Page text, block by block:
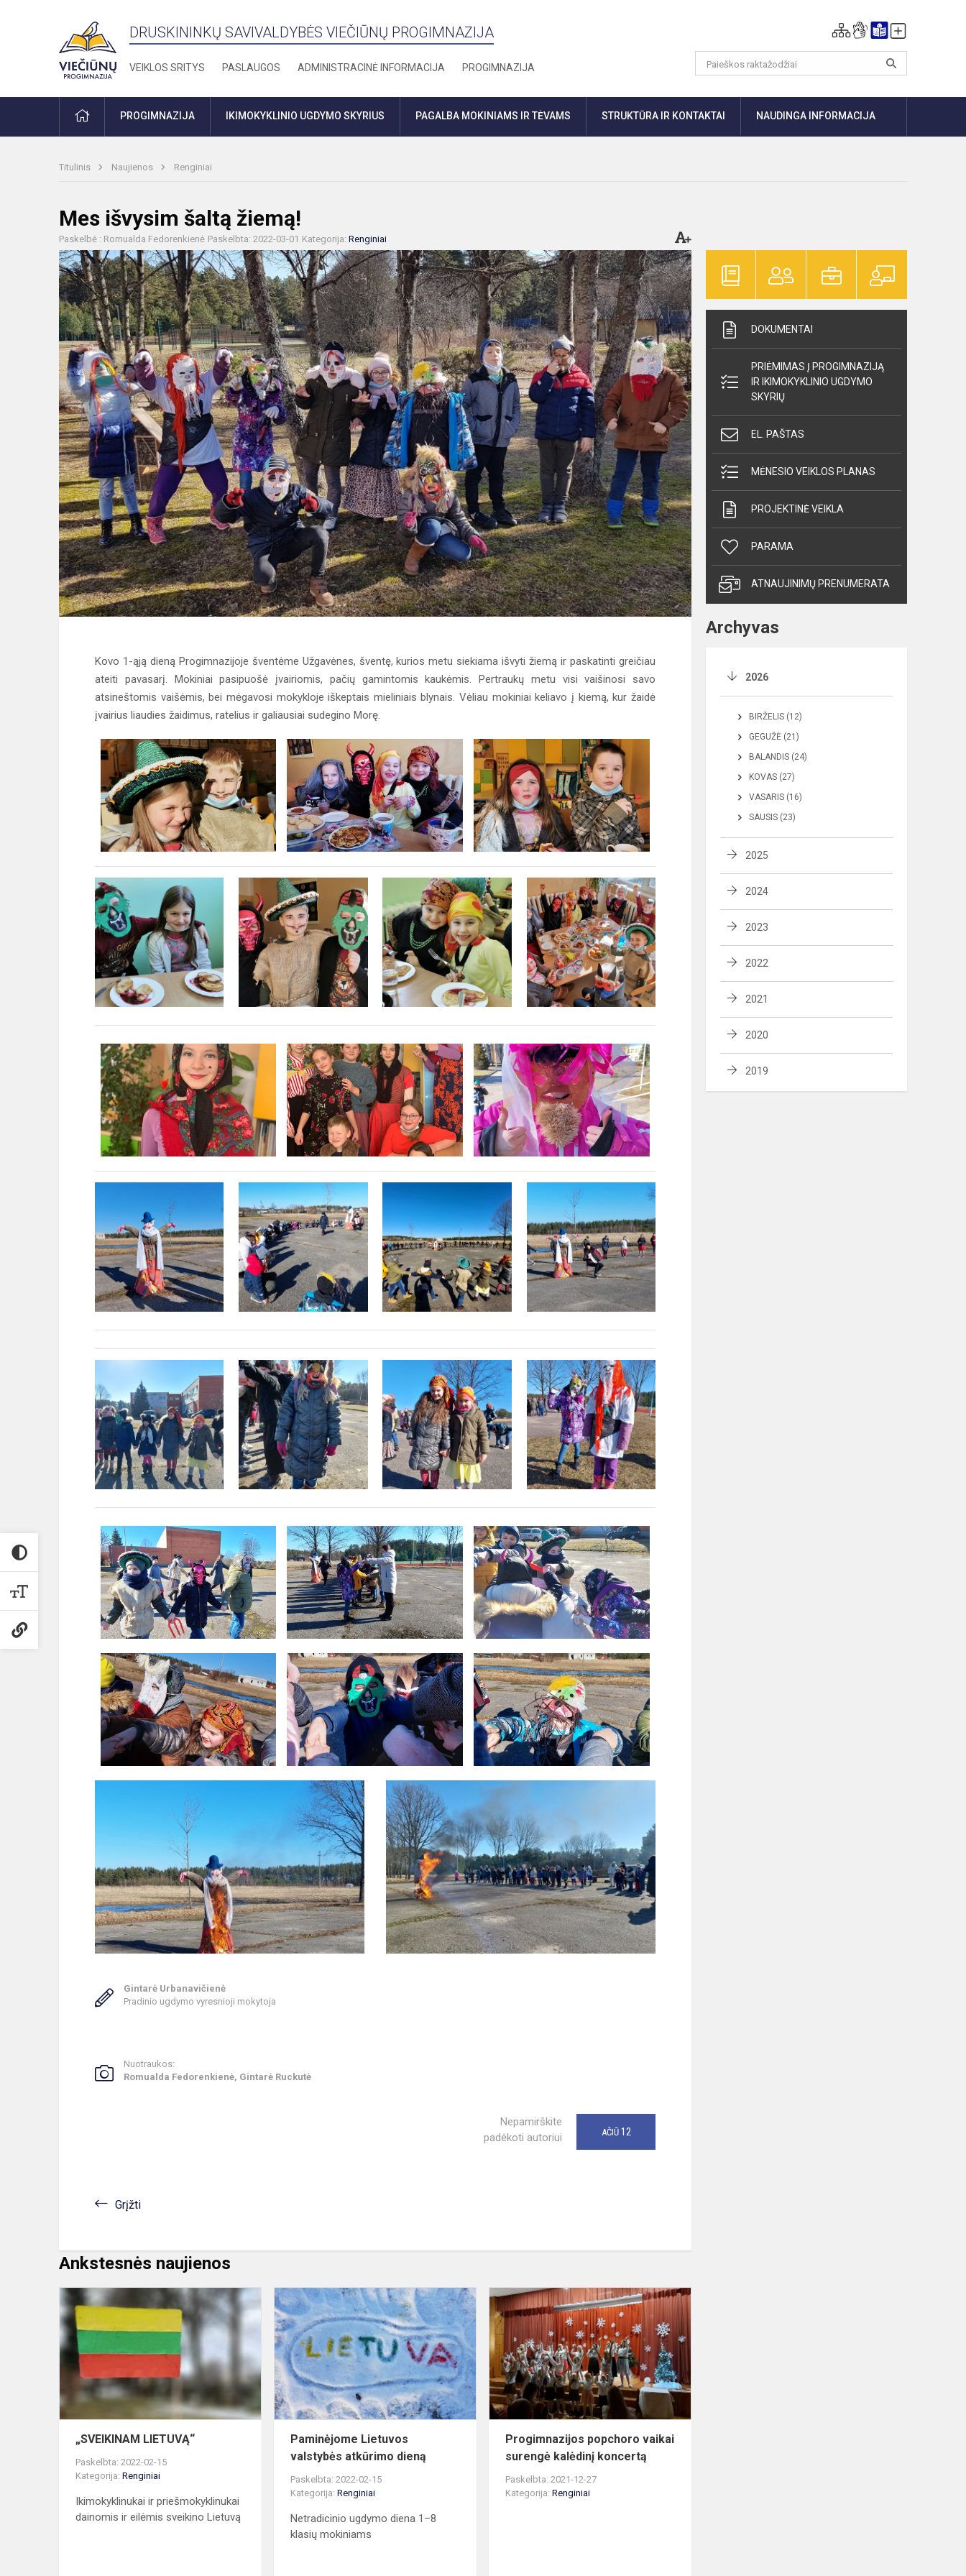
DRUSKININKŲ SAVIVALDYBĖS VIEČIŪNŲ PROGIMNAZIJA
VEIKLOS SRITYS PASLAUGOS ADMINISTRACINĖ INFORMACIJA PROGIMNAZIJA
PRADŽIAPROGIMNAZIJA IKIMOKYKLINIO UGDYMO SKYRIUS PAGALBA MOKINIAMS IR TĖVAMS STRUKTŪRA IR KONTAKTAI NAUDINGA INFORMACIJA
Titulinis Naujienos Renginiai
Mes išvysim šaltą žiemą!
Paskelbė : Romualda Fedorenkienė Paskelbta: 2022-03-01 Kategorija: Renginiai
Kovo 1-ąją dieną Progimnazijoje šventėme Užgavėnes, šventę, kurios metu siekiama išvyti žiemą ir paskatinti greičiau
ateiti pavasarį. Mokiniai pasipuošė įvairiomis, pačių gamintomis kaukėmis. Pertraukų metu visi vaišinosi savo
atsineštomis vaišėmis, bei mėgavosi mokykloje iškeptais mieliniais blynais. Vėliau mokiniai keliavo į kiemą, kur žaidė
įvairius liaudies žaidimus, ratelius ir galiausiai sudegino Morę.
Gintarė Urbanavičienė
Pradinio ugdymo vyresnioji mokytoja
Nuotraukos:
Romualda Fedorenkienė, Gintarė Ruckutė
Nepamirškite
padėkoti autoriui
AČIŪ 12
Grįžti
Ankstesnės naujienos
„SVEIKINAM
LIETUVĄ“
„SVEIKINAM LIETUVĄ“
Paskelbta: 2022-02-15
Kategorija: Renginiai
Ikimokyklinukai ir priešmokyklinukai
dainomis ir eilėmis sveikino Lietuvą
Paminėjome
Lietuvos
valstybės
atkūrimo
dieną
Paminėjome Lietuvos
valstybės atkūrimo dieną
Paskelbta: 2022-02-15
Kategorija:Renginiai
Netradicinio ugdymo diena 1–8
klasių mokiniams
Progimnazijos
Progimnazijos popchoro vaikai
surengė kalėdinį koncertą
Paskelbta: 2021-12-27
Kategorija:Renginiai
DOKUMENTAI
PRIĖMIMAS Į PROGIMNAZIJĄ
IR IKIMOKYKLINIO UGDYMO
SKYRIŲ
EL. PAŠTAS
MĖNESIO VEIKLOS PLANAS
PROJEKTINĖ VEIKLA
PARAMA
ATNAUJINIMŲ PRENUMERATA
Archyvas
2026
BIRŽELIS (12)
GEGUŽĖ (21)
BALANDIS (24)
KOVAS (27)
VASARIS (16)
SAUSIS (23)
2025
2024
2023
2022
2021
2020
2019